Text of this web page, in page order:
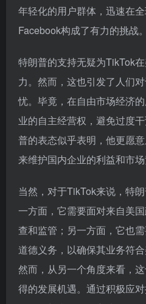
年轻化的用户群体，迅速在
Facebook构成了有力的挑战。
特朗普的支持无疑为TikTok
力。然而，这也引发了人们
忧。毕竟，在自由市场经济
业的自主经营权，避免过度
普的表态似乎表明，他更愿
来维护国内企业的利益和市场
当然，对于TikTok来说，特
一方面，它需要面对来自美
查和监管；另一方面，它也
道德义务，以确保其业务符合
然而，从另一个角度来看，
得的发展机遇。通过积极应对